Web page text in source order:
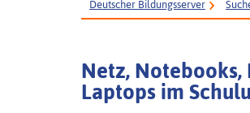
Deutscher Bildungsserver
Netz,
Laptops im